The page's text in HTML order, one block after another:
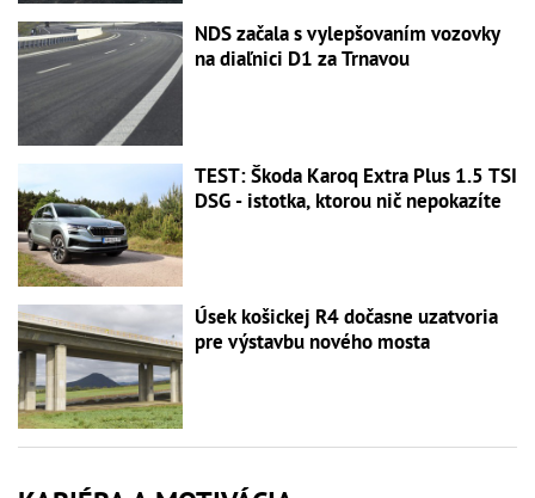
NDS začala s vylepšovaním vozovky
na diaľnici D1 za Trnavou
TEST: Škoda Karoq Extra Plus 1.5 TSI
DSG - istotka, ktorou nič nepokazíte
Úsek košickej R4 dočasne uzatvoria
pre výstavbu nového mosta